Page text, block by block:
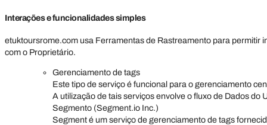
Interações e funcionalidades simples
etuktoursrome.com usa Ferramentas de Rastreamento para permitir
com o Proprietário.
Gerenciamento de tags
Este tipo de serviço é funcional para o gerenciamento
A utilização de tais serviços envolve o fluxo de Dados
Segmento (Segment.io Inc.)
Segment é um serviço de gerenciamento de tags